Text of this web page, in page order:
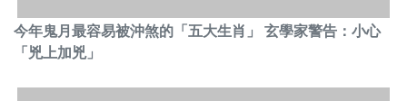
今年鬼月最容易被沖煞的「五大生肖」 玄學家警告：小心
「兇上加兇」